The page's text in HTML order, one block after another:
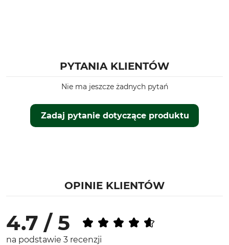
PYTANIA KLIENTÓW
Zadaj pytanie dotyczące produktu
Nie ma jeszcze żadnych pytań
OPINIE KLIENTÓW
4.7 / 5
na podstawie 3 recenzji